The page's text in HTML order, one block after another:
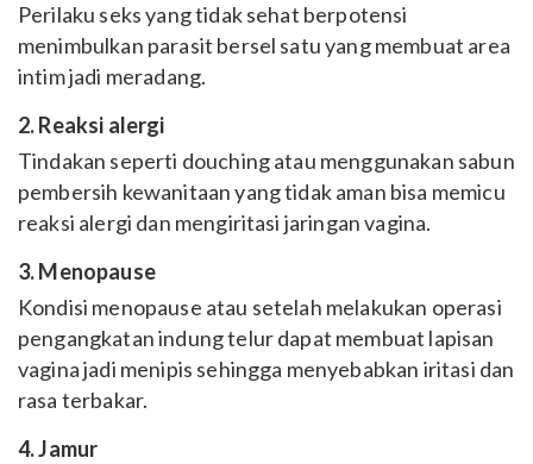
Perilaku seks yang tidak sehat berpotensi
menimbulkan parasit bersel satu yang membuat area
intim jadi meradang.
2. Reaksi alergi
Tindakan seperti douching atau menggunakan sabun
pembersih kewanitaan yang tidak aman bisa memicu
reaksi alergi dan mengiritasi jaringan vagina.
3. Menopause
Kondisi menopause atau setelah melakukan operasi
pengangkatan indung telur dapat membuat lapisan
vagina jadi menipis sehingga menyebabkan iritasi dan
rasa terbakar.
4. Jamur